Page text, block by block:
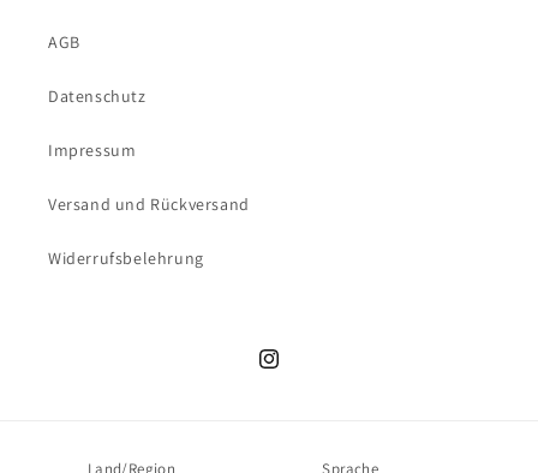
AGB
Datenschutz
Impressum
Versand und Rückversand
Widerrufsbelehrung
Instagram
Land/Region Sprache